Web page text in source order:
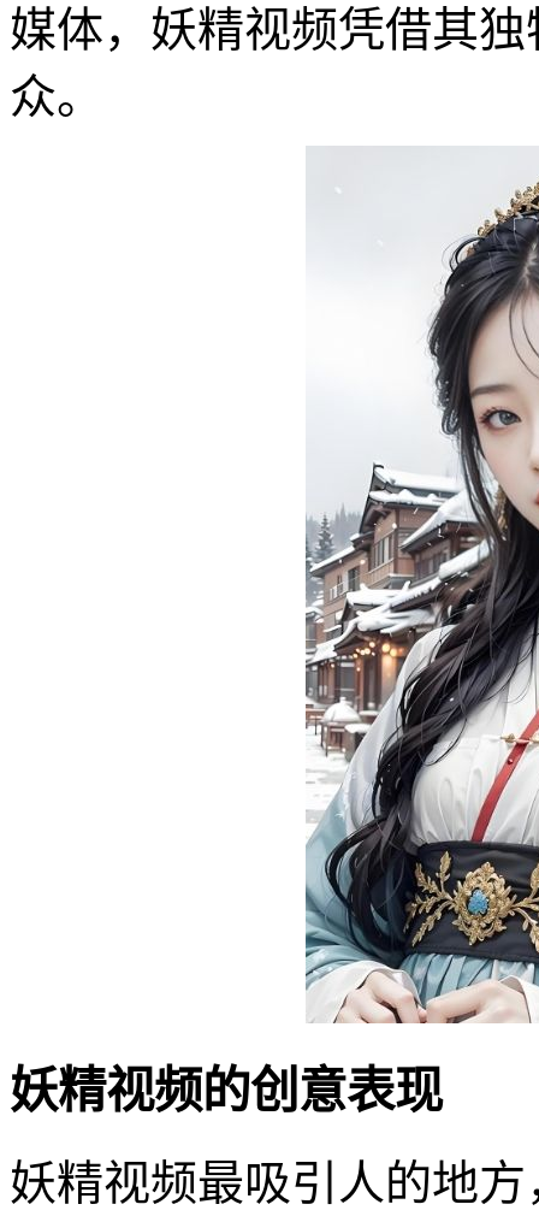
媒体，妖精视频凭借其
众。
妖精视频的创意表现
妖精视频最吸引人的地